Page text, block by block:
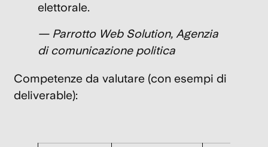
elettorale.
— Parrotto Web Solution, Agenzia
di comunicazione politica
Competenze da valutare (con esempi di
deliverable):